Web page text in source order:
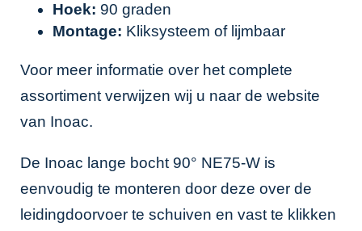
Hoek: 90 graden
Montage: Kliksysteem of lijmbaar
Voor meer informatie over het complete
assortiment verwijzen wij u naar de website
van Inoac.
De Inoac lange bocht 90° NE75-W is
eenvoudig te monteren door deze over de
leidingdoorvoer te schuiven en vast te klikken